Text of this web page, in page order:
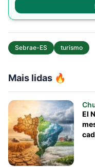
Mais lidas 🔥
El
Sebrae-ES turismo